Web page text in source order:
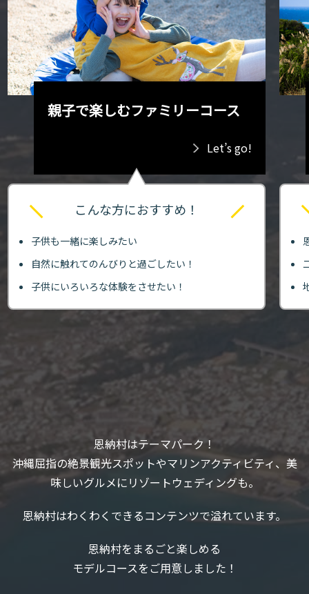
恩納村はテーマパーク！
沖縄屈指の絶景観光スポットやマリンアクティビティ、美
味しいグルメにリゾートウェディングも。
恩納村はわくわくできるコンテンツで溢れています。
恩納村をまるごと楽しめる
モデルコースをご用意しました！
親子で楽しむファミリーコース
Let’s go!
こんな方におすすめ！
子供も一緒に楽しみたい
自然に触れてのんびりと過ごしたい！
子供にいろいろな体験をさせたい！